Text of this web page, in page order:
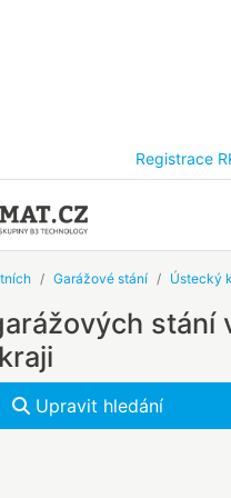
Registrace
Garážové stání Ústecký
stání
Upravit hledání